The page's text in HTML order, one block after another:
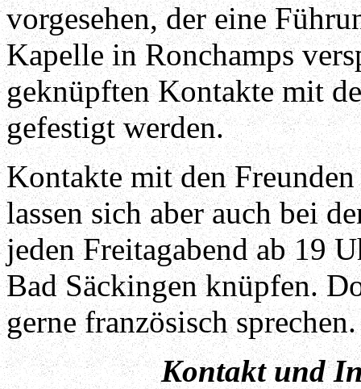
vorgesehen, der eine
Kapelle in Ronchamps
geknüpften Kontakte mit
gefestigt werden.
Kontakte mit den
lassen sich aber auch bei
jeden Freitagabend ab 19
Bad Säckingen knüpfen.
gerne französisch sprechen.
Kontakt und